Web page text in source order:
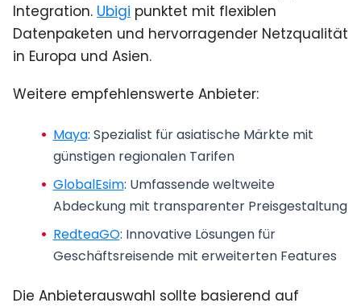
Integration. Ubigi punktet mit flexiblen
Datenpaketen und hervorragender Netzqualität
in Europa und Asien.
Weitere empfehlenswerte Anbieter:
Maya: Spezialist für asiatische Märkte mit
günstigen regionalen Tarifen
GlobalEsim: Umfassende weltweite
Abdeckung mit transparenter Preisgestaltung
RedteaGO: Innovative Lösungen für
Geschäftsreisende mit erweiterten Features
Die Anbieterauswahl sollte basierend auf